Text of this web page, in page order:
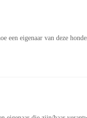
een eigenaar van deze